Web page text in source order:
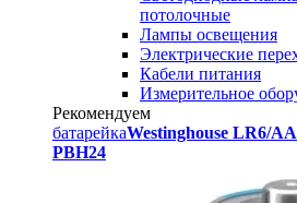
потолочные
Лампы освещения
Электрические
Кабели питания
Измерительное
Рекомендуем
батарейкаWestinghouse LR6/
PBH24